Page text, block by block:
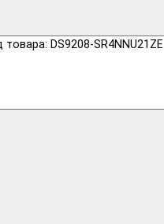
товара: DS9208-SR4NNU21ZE